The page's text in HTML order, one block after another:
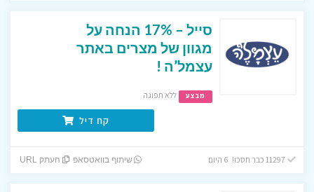
סייל – 17% הנחה על
מגוון של מצרים באתר
עצמל’ה !
מבצע ללא תפוגה
קח דיל
שיתוף בוואטסאפ העתק URL